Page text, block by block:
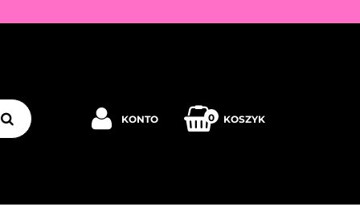
KONTO
Dodaj zgłoszenie
0 KOSZYK